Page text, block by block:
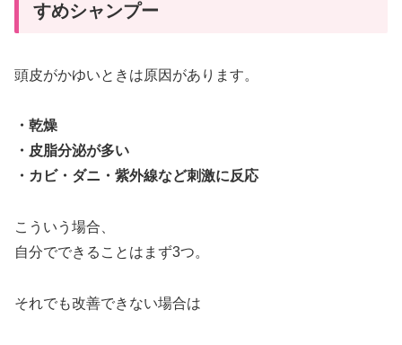
すめシャンプー
頭皮がかゆいときは原因があります。
・乾燥
・皮脂分泌が多い
・カビ・ダニ・紫外線など刺激に反応
こういう場合、
自分でできることはまず3つ。
それでも改善できない場合は